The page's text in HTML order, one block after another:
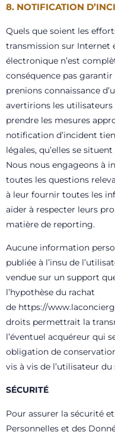
8. NOTIFICATION
Quels que soient les
transmission sur Internet
électronique n’est
conséquence pas
prenions connaissance
avertirions les utilisateurs
prendre les mesures
notification d’incident
légales, qu’elles se
Nous nous engageons à
toutes les questions
à leur fournir toutes les
aider à respecter leurs
matière de reporting.
Aucune information
publiée à l’insu de
vendue sur un support
l’hypothèse du rachat
de https://
droits permettrait la
l’éventuel acquéreur qui
obligation de
vis à vis de l’utilisateur du
SÉCURITÉ
Pour assurer la sécurité
Personnelles et des